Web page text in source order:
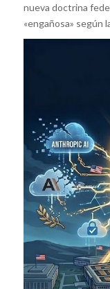
nueva doctrina
«engañosa» según